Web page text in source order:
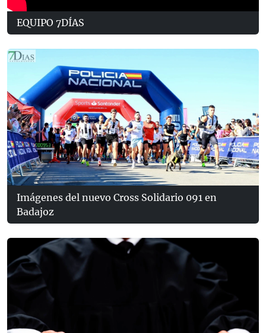
EQUIPO 7DÍAS
Imágenes del nuevo Cross Solidario 091 en
Badajoz